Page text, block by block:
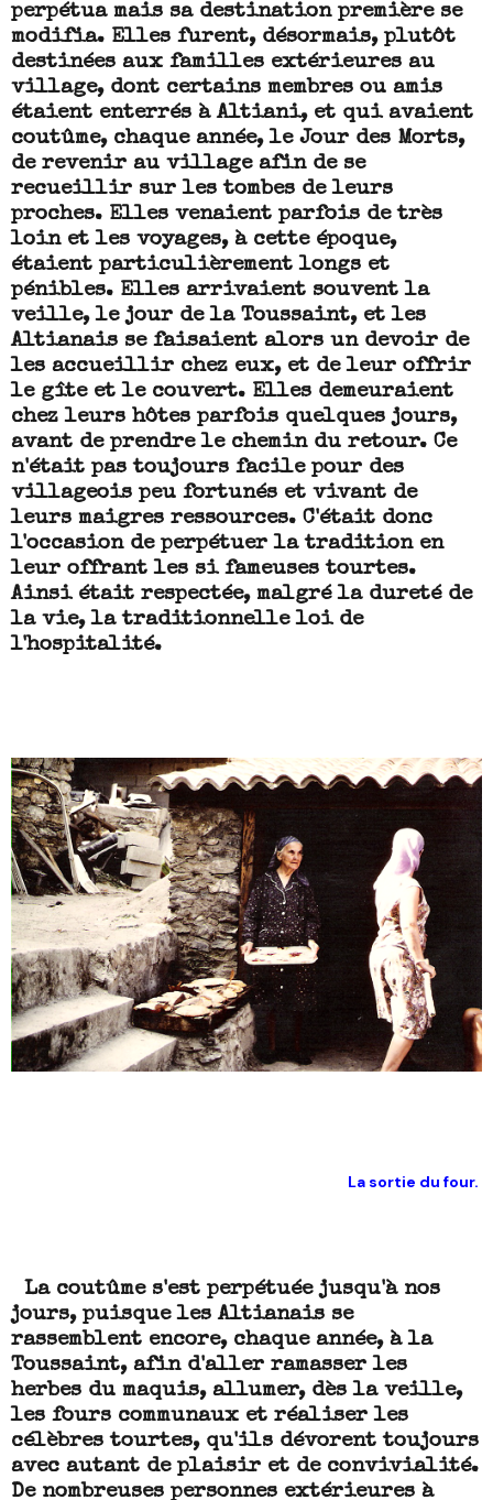
perpétua mais sa destination première se
modifia. Elles furent, désormais, plutôt
destinées aux familles extérieures au
village, dont certains membres ou amis
étaient enterrés à Altiani, et qui avaient
coutûme, chaque année, le Jour des Morts,
de revenir au village afin de se
recueillir sur les tombes de leurs
proches. Elles venaient parfois de très
loin et les voyages, à cette époque,
étaient particulièrement longs et
pénibles. Elles arrivaient souvent la
veille, le jour de la Toussaint, et les
Altianais se faisaient alors un devoir de
les accueillir chez eux, et de leur offrir
le gîte et le couvert. Elles demeuraient
chez leurs hôtes parfois quelques jours,
avant de prendre le chemin du retour. Ce
n'était pas toujours facile pour des
villageois peu fortunés et vivant de
leurs maigres ressources. C'était donc
l'occasion de perpétuer la tradition en
leur offrant les si fameuses tourtes.
Ainsi était respectée, malgré la dureté de
la vie, la traditionnelle loi de
l'hospitalité.
La sortie du four.
La coutûme s'est perpétuée jusqu'à nos
jours, puisque les Altianais se
rassemblent encore, chaque année, à la
Toussaint, afin d'aller ramasser les
herbes du maquis, allumer, dès la veille,
les fours communaux et réaliser les
célèbres tourtes, qu'ils dévorent toujours
avec autant de plaisir et de convivialité.
De nombreuses personnes extérieures à